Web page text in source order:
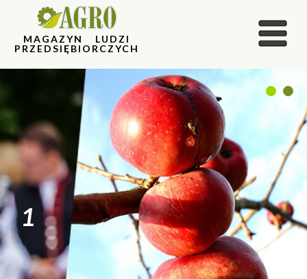
MAGAZYN LUDZI
PRZEDSIĘBIORCZYCH
1
1 2